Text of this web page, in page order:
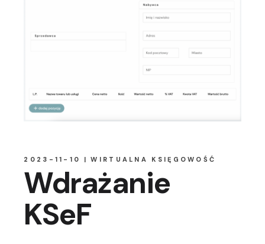
2023-11-10 WIRTUALNA KSIĘGOWOŚĆ
Wdrażanie
KSeF